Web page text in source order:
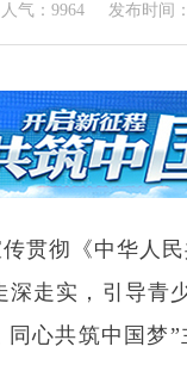
气： 9964 发布时间
贯彻《中华人
走实，引导青
心共筑中国梦